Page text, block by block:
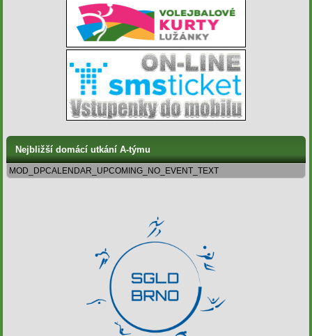
Nejbližší domácí utkání A-týmu
MOD_DPCALENDAR_UPCOMING_NO_EVENT_TEXT